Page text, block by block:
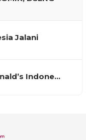
Jalani
Indone…